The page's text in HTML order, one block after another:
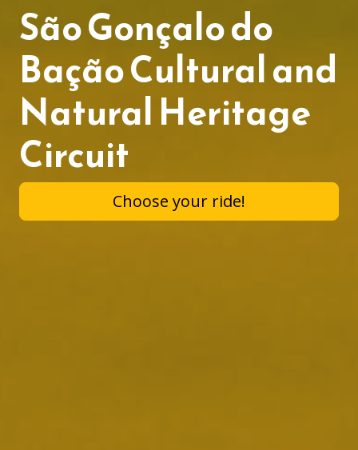
São Gonçalo do
Bação Cultural and
Natural Heritage
Circuit
Choose your ride!